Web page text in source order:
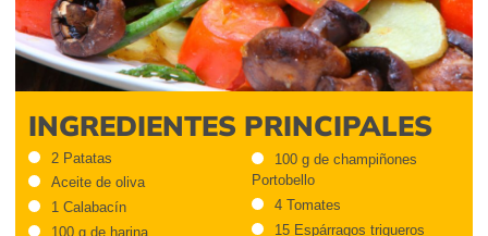
INGREDIENTES PRINCIPALES
2 Patatas
Aceite de oliva
1 Calabacín
100 g de harina
100 g de champiñones
Portobello
4 Tomates
15 Espárragos trigueros